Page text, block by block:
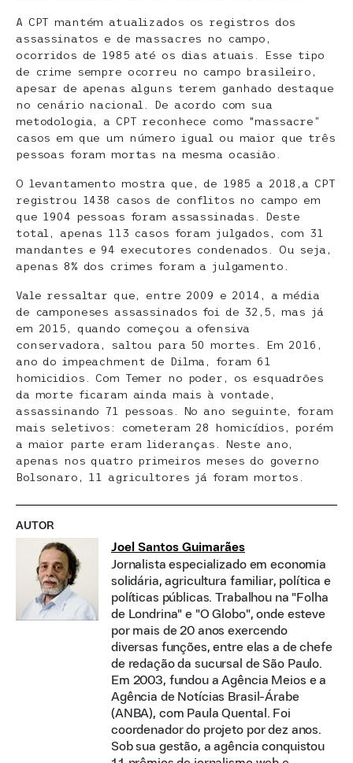
A CPT mantém atualizados os registros dos
assassinatos e de massacres no campo,
ocorridos de 1985 até os dias atuais. Esse tipo
de crime sempre ocorreu no campo brasileiro,
apesar de apenas alguns terem ganhado destaque
no cenário nacional. De acordo com sua
metodologia, a CPT reconhece como “massacre”
casos em que um número igual ou maior que três
pessoas foram mortas na mesma ocasião.
O levantamento mostra que, de 1985 a 2018,a CPT
registrou 1438 casos de conflitos no campo em
que 1904 pessoas foram assassinadas. Deste
total, apenas 113 casos foram julgados, com 31
mandantes e 94 executores condenados. Ou seja,
apenas 8% dos crimes foram a julgamento.
Vale ressaltar que, entre 2009 e 2014, a média
de camponeses assassinados foi de 32,5, mas já
em 2015, quando começou a ofensiva
conservadora, saltou para 50 mortes. Em 2016,
ano do impeachment de Dilma, foram 61
homicidios. Com Temer no poder, os esquadrões
da morte ficaram ainda mais à vontade,
assassinando 71 pessoas. No ano seguinte, foram
mais seletivos: cometeram 28 homicídios, porém
a maior parte eram lideranças. Neste ano,
apenas nos quatro primeiros meses do governo
Bolsonaro, 11 agricultores já foram mortos.
AUTOR
Joel Santos Guimarães
Jornalista especializado em economia
solidária, agricultura familiar, política e
políticas públicas. Trabalhou na "Folha
de Londrina" e "O Globo", onde esteve
por mais de 20 anos exercendo
diversas funções, entre elas a de chefe
de redação da sucursal de São Paulo.
Em 2003, fundou a Agência Meios e a
Agência de Notícias Brasil-Árabe
(ANBA), com Paula Quental. Foi
coordenador do projeto por dez anos.
Sob sua gestão, a agência conquistou